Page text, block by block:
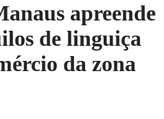
apreende
de linguiça
da zona